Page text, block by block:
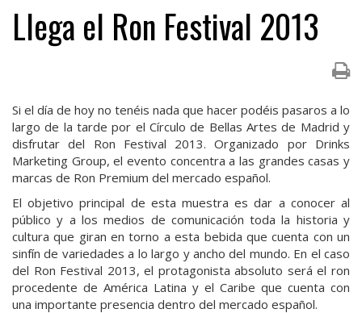
Llega el Ron Festival 2013
Si el día de hoy no tenéis nada que hacer podéis pasaros a lo
largo de la tarde por el Círculo de Bellas Artes de Madrid y
disfrutar del Ron Festival 2013. Organizado por Drinks
Marketing Group, el evento concentra a las grandes casas y
marcas de Ron Premium del mercado español.
El objetivo principal de esta muestra es dar a conocer al
público y a los medios de comunicación toda la historia y
cultura que giran en torno a esta bebida que cuenta con un
sinfín de variedades a lo largo y ancho del mundo. En el caso
del Ron Festival 2013, el protagonista absoluto será el ron
procedente de América Latina y el Caribe que cuenta con
una importante presencia dentro del mercado español.